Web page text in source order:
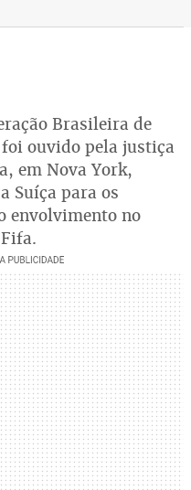
Brasileira de
ouvido pela justiça
em Nova York,
Suíça para os
envolvimento no